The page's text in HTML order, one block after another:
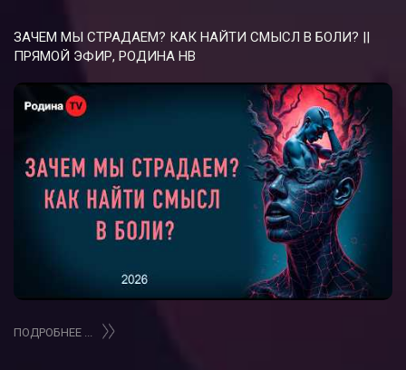
ЗАЧЕМ МЫ СТРАДАЕМ? КАК НАЙТИ СМЫСЛ В БОЛИ? ||
ПРЯМОЙ ЭФИР, РОДИНА НВ
ПОДРОБНЕЕ ...